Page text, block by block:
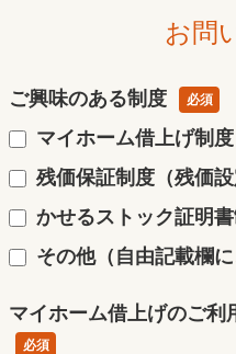
お問
ご興味のある制度 必須
マイホーム借上げ制度
残価保証制度（残価設
かせるストック証明
その他（自由記載欄に
マイホーム借上げのご利
必須